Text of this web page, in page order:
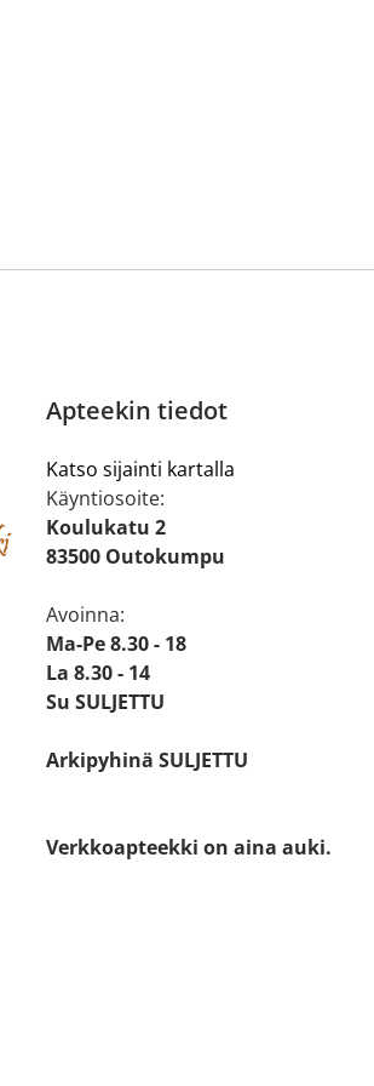
Apteekin tiedot
Katso sijainti kartalla
Käyntiosoite:
Koulukatu 2
83500 Outokumpu
Avoinna:
Ma-Pe 8.30 - 18
La 8.30 - 14
Su SULJETTU
Arkipyhinä SULJETTU
Verkkoapteekki on aina auki.